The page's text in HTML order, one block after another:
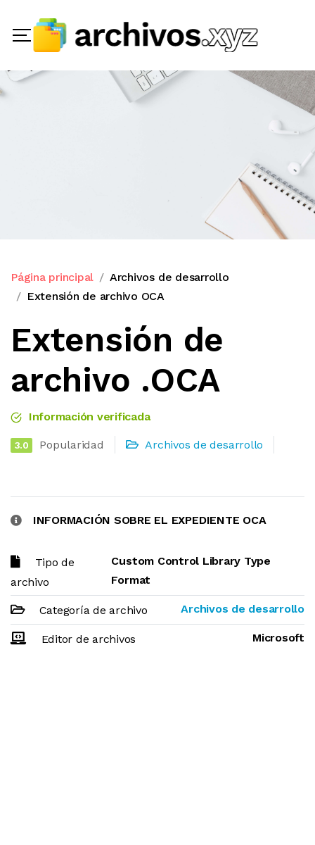
Página principal
Archivos de desarrollo
Extensión de archivo OCA
Extensión de
archivo .OCA
Información verificada
3.0 Popularidad Archivos de desarrollo
INFORMACIÓN SOBRE EL EXPEDIENTE OCA
Tipo de
archivo
Custom Control Library Type
Format
Categoría de archivo Archivos de desarrollo
Editor de archivos Microsoft